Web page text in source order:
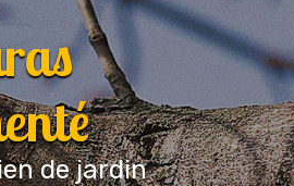
de jardin